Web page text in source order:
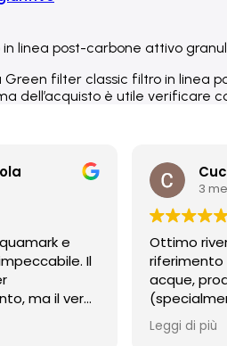
linea post-carbone attivo
filter classic filtro in linea
dell’acquisto è utile verificare
e
Il
ma il vero
la
rapida
3
Ottimo
acque,
osmosi) e
Leggi di più